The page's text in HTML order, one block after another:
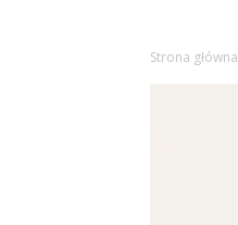
Strona główna